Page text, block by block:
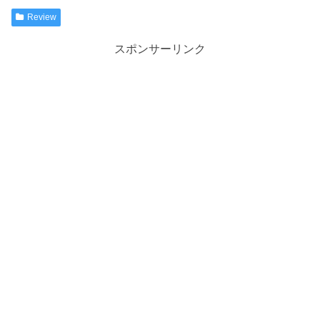
Review
スポンサーリンク